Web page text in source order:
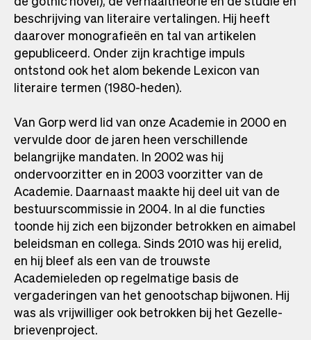
beschrijving van literaire vertalingen. Hij heeft
daarover monografieën en tal van artikelen
gepubliceerd. Onder zijn krachtige impuls
ontstond ook het alom bekende Lexicon van
literaire termen (1980-heden).
Van Gorp werd lid van onze Academie in 2000 en
vervulde door de jaren heen verschillende
belangrijke mandaten. In 2002 was hij
ondervoorzitter en in 2003 voorzitter van de
Academie. Daarnaast maakte hij deel uit van de
bestuurscommissie in 2004. In al die functies
toonde hij zich een bijzonder betrokken en aimabel
beleidsman en collega. Sinds 2010 was hij erelid,
en hij bleef als een van de trouwste
Academieleden op regelmatige basis de
vergaderingen van het genootschap bijwonen. Hij
was als vrijwilliger ook betrokken bij het Gezelle-
brievenproject.